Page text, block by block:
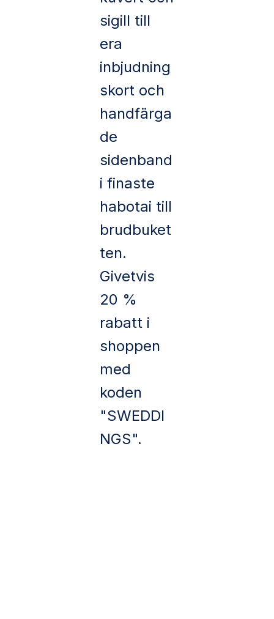
sigill till
era
inbjudning
skort och
handfärga
de
sidenband
i finaste
habotai till
brudbuket
ten.
Givetvis
20 %
rabatt i
shoppen
med
koden
"SWEDDI
NGS".